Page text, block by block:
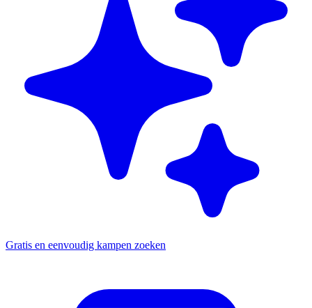
Gratis en eenvoudig kampen zoeken